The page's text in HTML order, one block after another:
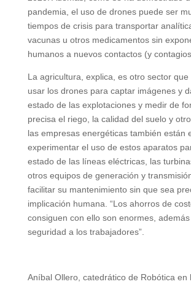
pandemia, el uso de drones puede ser
tiempos de crisis para transportar
vacunas u otros medicamentos sin
humanos a nuevos contactos (y
La agricultura, explica, es otro sector que
usar los drones para captar imágenes y
estado de las explotaciones y medir de
precisa el riego, la calidad del suelo y
las empresas energéticas también están
experimentar el uso de estos aparatos
estado de las líneas eléctricas, las
otros equipos de generación y
facilitar su mantenimiento sin que sea
implicación humana. “Los ahorros de
consiguen con ello son enormes,
seguridad a los trabajadores”.
Aníbal Ollero, catedrático de Robótica en